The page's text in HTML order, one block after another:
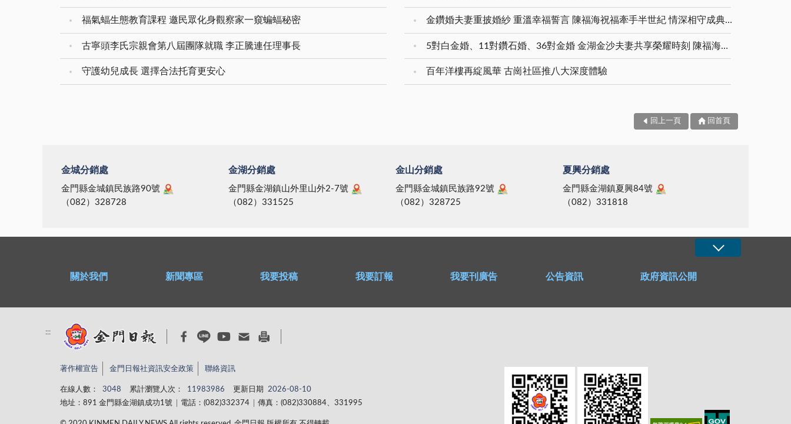
福氣蝠生態教育課程 邀民眾化身觀察家一窺蝙蝠秘密
古寧頭李氏宗親會第八屆團隊就職 李正騰連任理事長
守護幼兒成長 選擇合法托育更安心
金鑽婚夫妻重披婚紗 重溫幸福誓言 陳福海祝福牽手半世紀 情深相守成典範
5對白金婚、11對鑽石婚、36對金婚 金湖金沙夫妻共享榮耀時刻 陳福海表揚金鑽婚夫妻 向半世紀相守家庭典範致敬
百年洋樓再綻風華 古崗社區推八大深度體驗
回上一頁 回首頁
金城分銷處
金門縣金城鎮民族路90號
（082）328728
金湖分銷處
金門縣金湖鎮山外里山外2-7號
（082）331525
金山分銷處
金門縣金城鎮民族路92號
（082）328725
夏興分銷處
金門縣金湖鎮夏興84號
（082）331818
關於我們 新聞專區 我要投稿 我要訂報 我要刊廣告 公告資訊 政府資訊公開
:::
著作權宣告 金門日報社資訊安全政策 聯絡資訊
在線人數： 3048 累計瀏覽人次： 11983986 更新日期
2026-08-10
地址：891 金門縣金湖鎮成功1號
電話：(082)332374 傳真：(082)330884、331995